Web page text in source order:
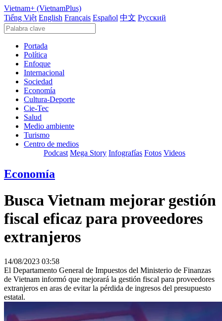
Vietnam+ (VietnamPlus)
Tiếng Việt English Français Español 中文 Русский
Portada
Política
Enfoque
Internacional
Sociedad
Economía
Cultura-Deporte
Cie-Tec
Salud
Medio ambiente
Turismo
Centro de medios
Podcast Mega Story Infografías Fotos Videos
Economía
Busca Vietnam mejorar gestión
fiscal eficaz para proveedores
extranjeros
14/08/2023 03:58
El Departamento General de Impuestos del Ministerio de Finanzas
de Vietnam informó que mejorará la gestión fiscal para proveedores
extranjeros en aras de evitar la pérdida de ingresos del presupuesto
estatal.